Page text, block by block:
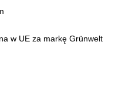
w UE za markę Grünwelt